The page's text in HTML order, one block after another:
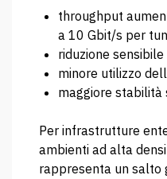
throughput
a 10 Gbit/s per
riduzione
minore utilizzo
maggiore stabilità
Per infrastrutture
ambienti ad alta
rappresenta un salto